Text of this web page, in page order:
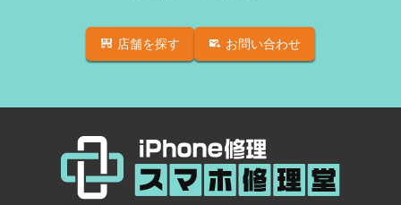
良）
iPadバッテリー交換
iPad液晶パネル交換修理（画面表示不良）
iPad水没洗浄作業
iPhone SE（第2世代）
iPhone 12 Pro
iPhone 12 mini
iPhone 12 Pro Max
店舗を探す お問い合わせ